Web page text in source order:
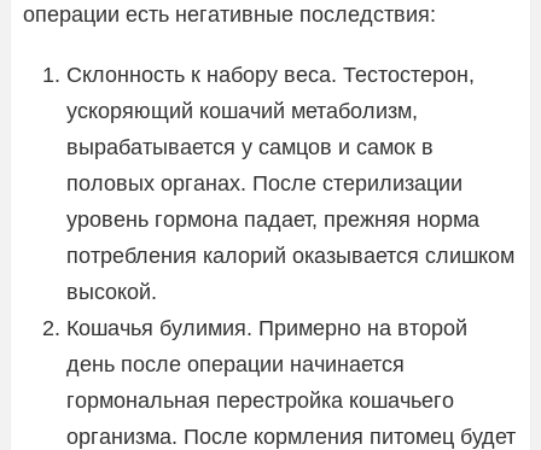
операции есть негативные последствия:
Склонность к набору веса. Тестостерон,
ускоряющий кошачий метаболизм,
вырабатывается у самцов и самок в
половых органах. После стерилизации
уровень гормона падает, прежняя норма
потребления калорий оказывается слишком
высокой.
Кошачья булимия. Примерно на второй
день после операции начинается
гормональная перестройка кошачьего
организма. После кормления питомец будет